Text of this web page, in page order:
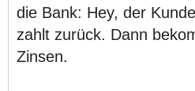
die Bank: Hey, der
zahlt zurück. Dann
Zinsen.